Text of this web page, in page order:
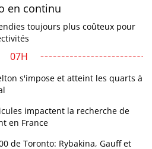
en continu
toujours plus coûteux pour
07H
s'impose et atteint les quarts à
impactent la recherche de
en France
de Toronto: Rybakina, Gauff et